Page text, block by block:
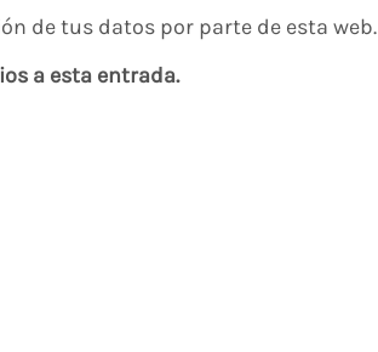
de tus datos por parte de esta web.
a esta entrada.